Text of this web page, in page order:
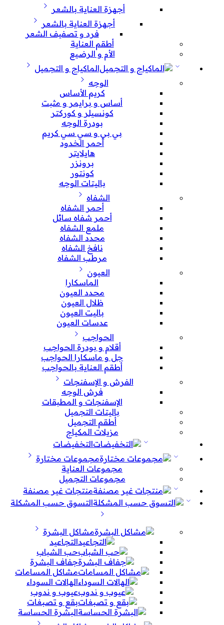
أجهزة العناية بالشعر
أجهزة العناية بالشعر
فرد و تصفيف الشعر
أطقم العناية
الأم و الرضيع
الماكياج و التجميل
الوجه
كريم الأساس
أساس و برايمر و مثبت
كونسيلر و كوركتر
بودرة الوجه
بي بي و سي سي كريم
أحمر الخدود
هايلايتر
برونزر
كونتور
باليتات الوجه
الشفاه
أحمر الشفاه
أحمر شفاه سائل
ملمع الشفاه
محدد الشفاه
نافخ الشفاه
مرطب الشفاه
العيون
الماسكارا
محدد العيون
ظلال العيون
باليت العيون
عدسات العيون
الحواجب
أقلام و بودرة الحواجب
جل و ماسكارا الحواجب
أطقم العناية بالحواجب
الفرش و الإسفنجات
فرش الوجه
الإسفنجات و المطبقات
باليتات التجميل
أطقم التجميل
مزيلات المكياج
التخفيضات
مجموعات مختارة
مجموعات العناية
مجموعات التجميل
منتجات غير مصنفة
التسوق حسب المشكلة
مشاكل البشرة
التجاعيد
حب الشباب
جفاف البشرة
مشاكل المسامات
الهالات السوداء
عيوب و ندوب
بقع و تصبغات
البشرة الحساسة